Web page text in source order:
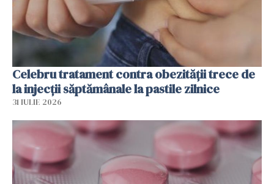
Celebru tratament contra obezității trece de
la injecții săptămânale la pastile zilnice
31 IULIE 2026